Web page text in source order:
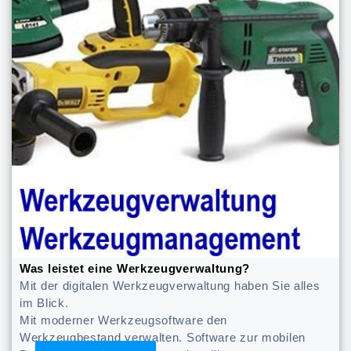
Was leistet eine Werkzeugverwaltung?
Mit der digitalen Werkzeugverwaltung haben Sie alles
im Blick.
Mit moderner Werkzeugsoftware den
Werkzeugbestand verwalten. Software zur mobilen